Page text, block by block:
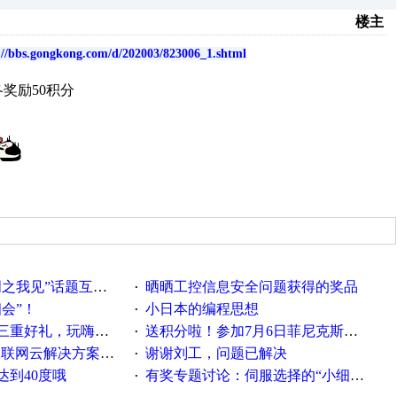
楼主
bbs.gongkong.com/d/202003/823006_1.shtml
励50积分
互动获奖名单发布公告 ·
晒晒工控信息安全问题获得的奖品
”！
· 小日本的编程思想
礼，玩嗨夏日！
· 送积分啦！参加7月6日菲尼克斯在线研讨会即得
解决方案实践及应用
· 谢谢刘工，问题已解决
到40度哦
· 有奖专题讨论：伺服选择的“小细节大学问”奖励公告